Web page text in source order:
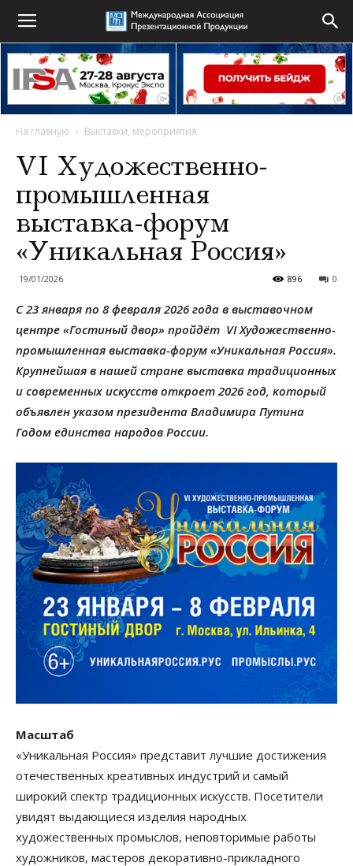
На главную Выставки, мероприятия
VI Художественно-
промышленная
выставка-форум
«Уникальная Россия»
19/01/2026 0
896
С 23 января по 8 февраля 2026 года в выставочном
центре «Гостиный двор» пройдёт VI Художественно-
промышленная выставка-форум «Уникальная Россия».
Крупнейшая в нашей стране выставка традиционных
и современных искусств откроет 2026 год, который
объявлен указом президента Владимира Путина
Годом единства народов России.
Масштаб
«Уникальная Россия» представит лучшие достижения
отечественных креативных индустрий и самый
широкий спектр традиционных искусств. Посетители
увидят выдающиеся изделия народных
художественных промыслов, неповторимые работы
художников, мастеров декоративно-прикладного